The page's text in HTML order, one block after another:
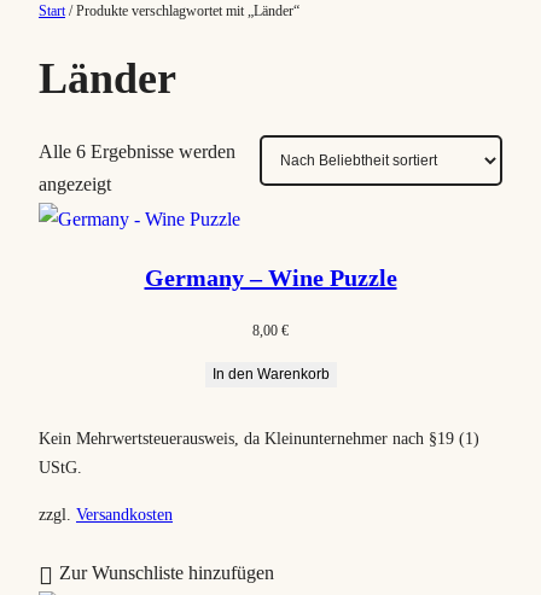
Start/ Produkte verschlagwortet mit „Länder“
Länder
Alle 6 Ergebnisse werden
angezeigtN
a
e
t
e
Germany – Wine Puzzle
8,00 €
In den Warenkorb
Kein Mehrwertsteuerausweis, da Kleinunternehmer nach §19 (1)
UStG.
zzgl. Versandkosten
Zur Wunschliste hinzufügen